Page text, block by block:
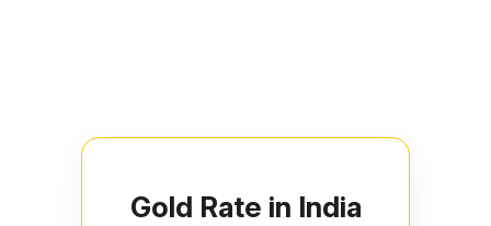
Gold Rate in India